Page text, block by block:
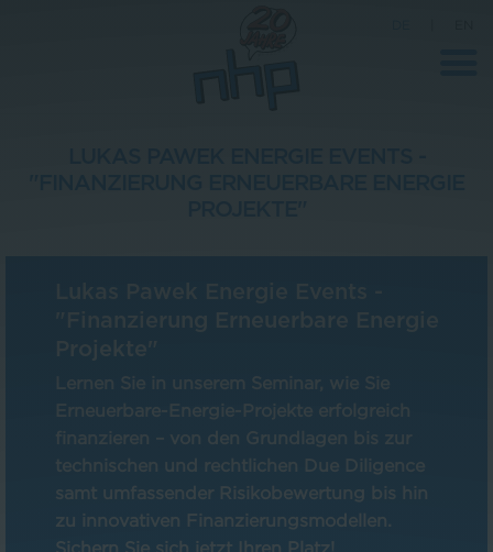
Kontakt
Lernen Sie in unserem Seminar, wie Sie
Erneuerbare-Energie-Projekte erfolgreich
finanzieren – von den Grundlagen bis zur
technischen und rechtlichen Due Diligence
samt umfassender Risikobewertung bis hin
zu innovativen Finanzierungsmodellen.
Sichern Sie sich jetzt Ihren Platz!